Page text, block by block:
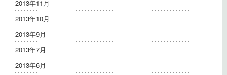
2013年11月
2013年10月
2013年9月
2013年7月
2013年6月